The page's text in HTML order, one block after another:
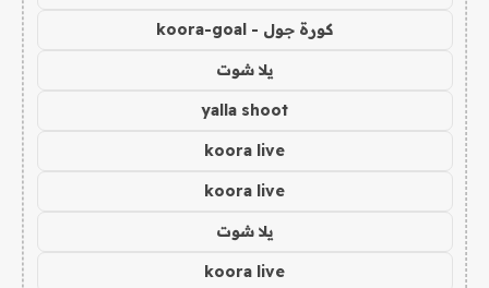
كورة جول - koora-goal
يلا شوت
yalla shoot
koora live
koora live
يلا شوت
koora live